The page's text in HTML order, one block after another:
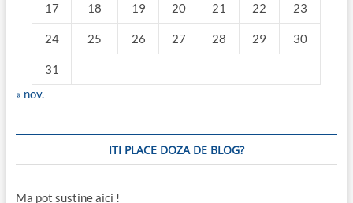
17 18 19 20 21 22 23
24 25 26 27 28 29 30
31
« nov.
ITI PLACE DOZA DE BLOG?
Ma pot sustine aici !